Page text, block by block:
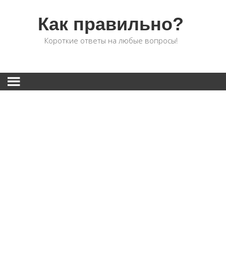
Как правильно?
Короткие ответы на любые вопросы!